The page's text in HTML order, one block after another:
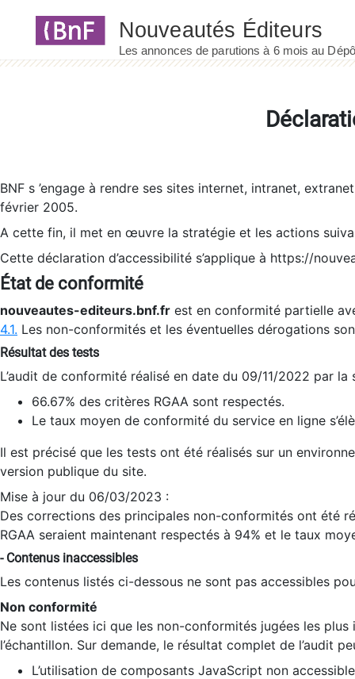
BNF s ’engage à rendre ses sites internet, intranet,
février 2005.
A cette fin, il met en œuvre la stratégie et les actions
Cette déclaration d’accessibilité s’applique à https://
État de conformité
nouveautes-editeurs.bnf.fr est en conformité partielle
4.1. Les non-conformités et les éventuelles dérogations
Résultat des tests
L’audit de conformité réalisé en date du 09/11/2022 par
66.67% des critères RGAA sont respectés.
Le taux moyen de conformité du service en ligne
Il est précisé que les tests ont été réalisés sur un
version publique du site.
Mise à jour du 06/03/2023 :
Des corrections des principales non-conformités ont été
RGAA seraient maintenant respectés à 94% et le taux
- Contenus inaccessibles
Les contenus listés ci-dessous ne sont pas accessibles
Non conformité
Ne sont listées ici que les non-conformités jugées les
l’échantillon. Sur demande, le résultat complet de l’audit
L’utilisation de composants JavaScript non